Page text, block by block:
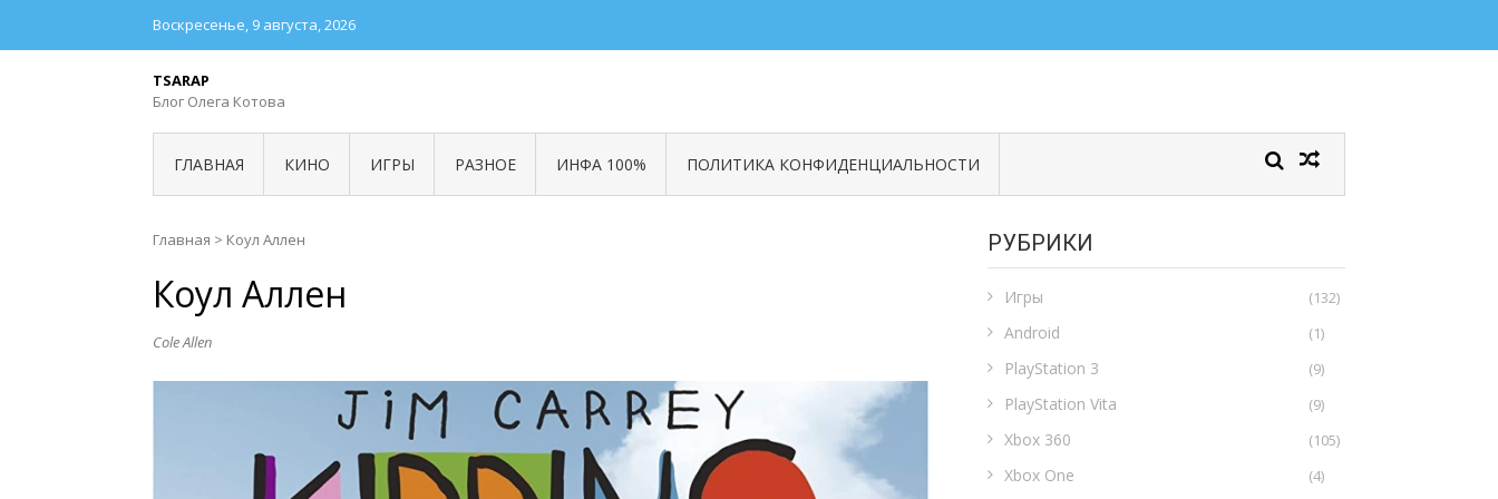
Воскресенье, 9 августа, 2026
TSARAP
Блог Олега Котова
ГЛАВНАЯ КИНО ИГРЫ РАЗНОЕ ИНФА 100% ПОЛИТИКА КОНФИДЕНЦИАЛЬНОСТИ
Главная > Коул Аллен
Коул Аллен
Cole Allen
РУБРИКИ
Игры (132)
Android (1)
PlayStation 3 (9)
PlayStation Vita (9)
Xbox 360 (105)
Xbox One (4)